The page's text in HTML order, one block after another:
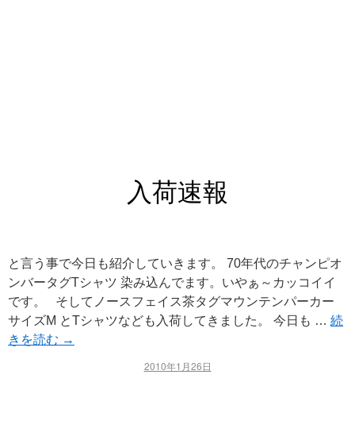
入荷速報
と言う事で今日も紹介していきます。 70年代のチャンピオ
ンバータグTシャツ 染み込んでます。いやぁ～カッコイイ
です。 そしてノースフェイス茶タグマウンテンパーカー
サイズM とTシャツなども入荷してきました。 今日も … 続
きを読む →
2010年1月26日